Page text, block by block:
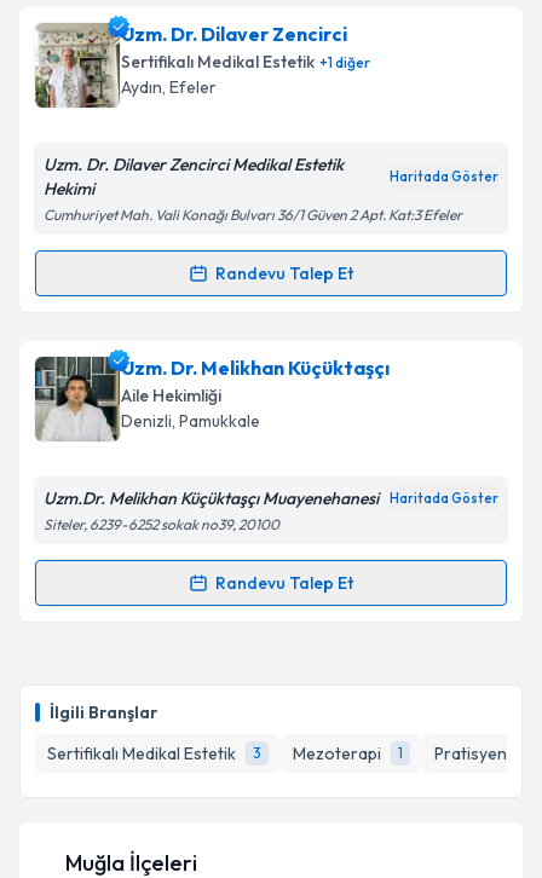
İlgili Branşlar
Sertifikalı Medikal Estetik
3 Mezoterapi 1 Pratisyen
E-posta Adresiniz
Kişisel verilerimin işlenmesine ilişkin
Aydınlatma
kapsamda işlenmesini kabul ediyorum.
Takvim Talebini Gönder
Uzm. Dr. Dilaver Zencirci
Sertifikalı Medikal Estetik +1diğer
Aydın, Efeler
Uzm. Dr. Dilaver Zencirci Medikal Estetik
Hekimi
Haritada Göster
Cumhuriyet Mah. Vali Konağı Bulvarı 36/1 Güven 2 Apt. Kat:3 Efeler
Randevu Talep Et
Randevu Takvimi Talebi
Uzm. Dr. Dilaver Zencirciiçin randevu takvimi talebi
oluşturun. Size bu uzmandan randevu almanız için bir
takvim hazırlandığında e-posta ile bilgilendireceğiz.
Kişisel verilerimin işlenmesine ilişkin
Metni'ni okudum ve kişisel verilerimin belirtilen
Uzm. Dr. Melikhan Küçüktaşçı
Aile Hekimliği
Denizli, Pamukkale
Uzm.Dr. Melikhan Küçüktaşçı Muayenehanesi Haritada Göster
Siteler, 6239-6252 sokak no39, 20100
Randevu Talep Et
Randevu Takvimi Talebi
için bir takvim hazırlandığında e-posta ile
bilgilendireceğiz.
E-posta Adresiniz
Muğla İlçeleri